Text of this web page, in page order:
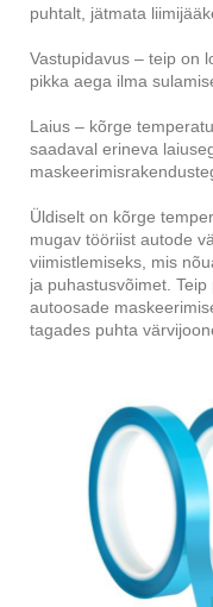
puhtalt, jätmata
Vastupidavus – teip on
pikka aega ilma
Laius – kõrge
saadaval erineva
Üldiselt on kõrge
mugav tööriist autode
viimistlemiseks, mis
ja puhastusvõimet.
autoosade
tagades puhta